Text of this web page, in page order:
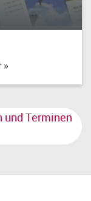
Existenzgründende (Dülmen) | mehr »
und Terminen